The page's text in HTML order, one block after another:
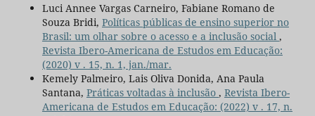
Luci Annee Vargas Carneiro, Fabiane Romano de
Souza Bridi, Políticas públicas de ensino superior no
Brasil: um olhar sobre o acesso e a inclusão social ,
Revista Ibero-Americana de Estudos em Educação:
(2020) v . 15, n. 1, jan./mar.
Kemely Palmeiro, Lais Oliva Donida, Ana Paula
Santana, Práticas voltadas à inclusão , Revista Ibero-
Americana de Estudos em Educação: (2022) v . 17, n.